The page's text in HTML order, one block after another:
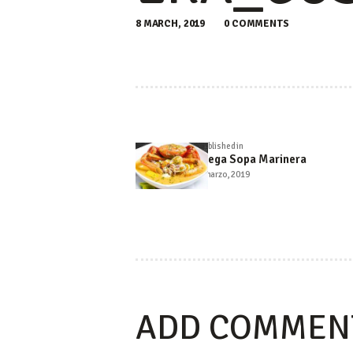
8 MARCH, 2019 0 COMMENTS
DE
Published in
post:
Mega Sopa Marinera
5 marzo, 2019
ADD